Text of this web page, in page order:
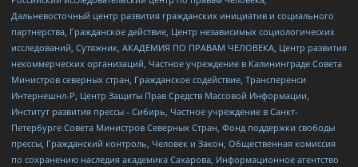
Дальневосточный центр развития гражданских инициатив и социального
партнерства, Гражданское действие, Центр независимых социологических
исследований, Сутяжник, АКАДЕМИЯ ПО ПРАВАМ ЧЕЛОВЕКА, Центр развития
некоммерческих организаций, Частное учреждение в Калининграде Совета
Министров северных стран, Гражданское содействие, Трансперенси
Интернешнл-Р, Центр Защиты Прав Средств Массовой Информации,
Институт развития прессы - Сибирь, Частное учреждение в Санкт-
Петербурге Совета Министров Северных Стран, Фонд поддержки свободы
прессы, Гражданский контроль, Человек и Закон, Общественная комиссия
по сохранению наследия академика Сахарова, Информационное агентство